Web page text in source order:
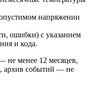
напряжении
ошибки) с указанием
и кода.
не менее 12 месяцев,
архив событий — не